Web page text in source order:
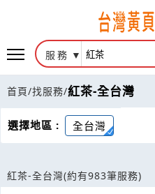
服務
首頁/找服務/紅茶-全台灣
選擇地區 : 全台灣
紅茶-全台灣(約有983筆服務)